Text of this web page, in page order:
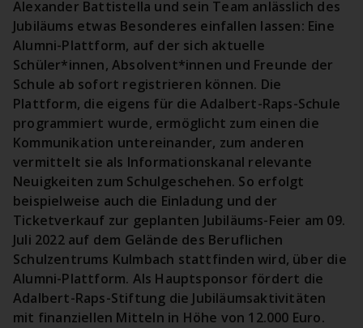
Alexander Battistella und sein Team anlässlich des
Jubiläums etwas Besonderes einfallen lassen: Eine
Alumni-Plattform, auf der sich aktuelle
Schüler*innen, Absolvent*innen und Freunde der
Schule ab sofort registrieren können. Die
Plattform, die eigens für die Adalbert-Raps-Schule
programmiert wurde, ermöglicht zum einen die
Kommunikation untereinander, zum anderen
vermittelt sie als Informationskanal relevante
Neuigkeiten zum Schulgeschehen. So erfolgt
beispielweise auch die Einladung und der
Ticketverkauf zur geplanten Jubiläums-Feier am 09.
Juli 2022 auf dem Gelände des Beruflichen
Schulzentrums Kulmbach stattfinden wird, über die
Alumni-Plattform. Als Hauptsponsor fördert die
Adalbert-Raps-Stiftung die Jubiläumsaktivitäten
mit finanziellen Mitteln in Höhe von 12.000 Euro.